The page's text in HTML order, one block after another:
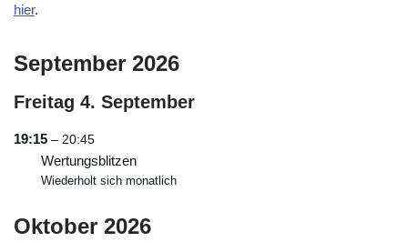
hier.
September 2026
Freitag 4. September
19:15 – 20:45
Wertungsblitzen
Wiederholt sich monatlich
Oktober 2026